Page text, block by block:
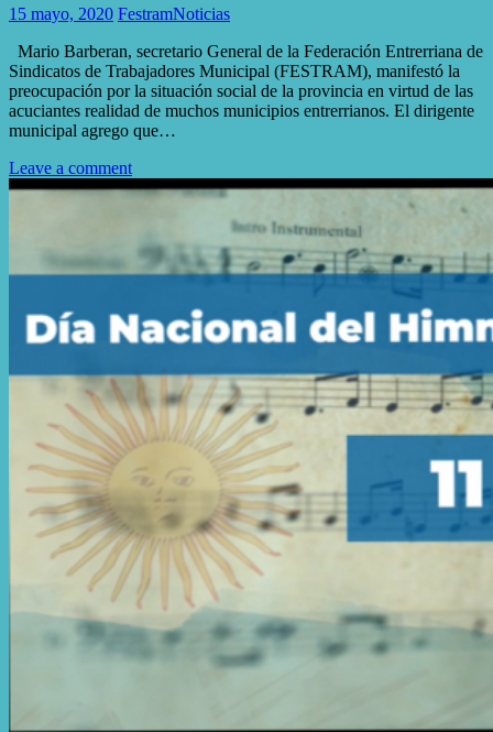
15 mayo, 2020 FestramNoticias
Mario Barberan, secretario General de la Federación Entrerriana de
Sindicatos de Trabajadores Municipal (FESTRAM), manifestó la
preocupación por la situación social de la provincia en virtud de las
acuciantes realidad de muchos municipios entrerrianos. El dirigente
municipal agrego que…
Leave a comment